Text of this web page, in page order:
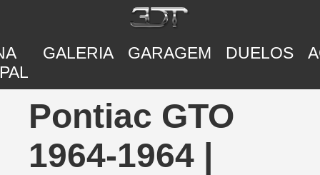
GALERIA GARAGEM DUELOS
Pontiac GTO
1964-1964 |